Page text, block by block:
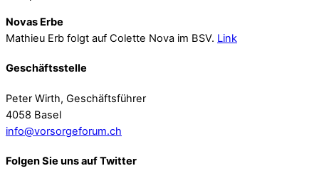
Novas Erbe
Mathieu Erb folgt auf Colette Nova im BSV. Link
Geschäftsstelle
Peter Wirth, Geschäftsführer
4058 Basel
info@vorsorgeforum.ch
Folgen Sie uns auf Twitter